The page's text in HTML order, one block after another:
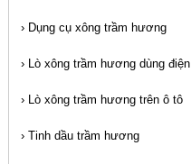
› Dụng cụ xông trầm hương
› Lò xông trầm hương dùng điện
› Lò xông trầm hương trên ô tô
› Tinh dầu trầm hương